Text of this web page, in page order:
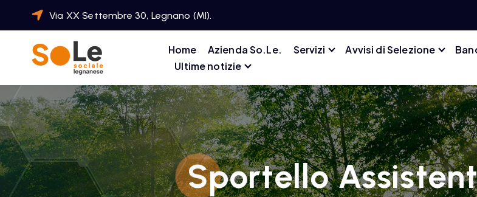
Via XX Settembre 30, Legnano (MI).
Home Azienda So.Le. Servizi Avvisi di Selezione
Ultime notizie
Sportello